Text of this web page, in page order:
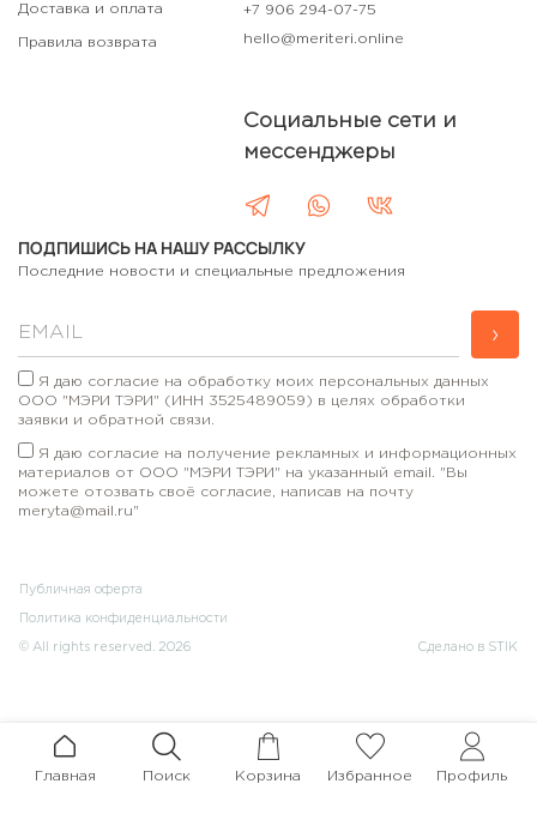
Доставка и оплата
Правила возврата
+7 906 294-07-75
hello@meriteri.online
Социальные сети и
мессенджеры
ПОДПИШИСЬ НА НАШУ РАССЫЛКУ
Последние новости и специальные предложения
›
Я даю согласие на обработку моих персональных данных
ООО "МЭРИ ТЭРИ" (ИНН 3525489059) в целях обработки
заявки и обратной связи.
Я даю согласие на получение рекламных и информационных
материалов от ООО "МЭРИ ТЭРИ" на указанный email. "Вы
можете отозвать своё согласие, написав на почту
meryta@mail.ru"
Публичная оферта
Политика конфиденциальности
© All rights reserved. 2026 Сделано в STIK
Главная Поиск Корзина Избранное Профиль